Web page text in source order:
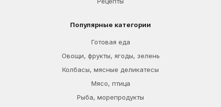
Популярные категории
Готовая еда
Овощи, фрукты, ягоды, зелень
Колбасы, мясные деликатесы
Мясо, птица
Рыба, морепродукты